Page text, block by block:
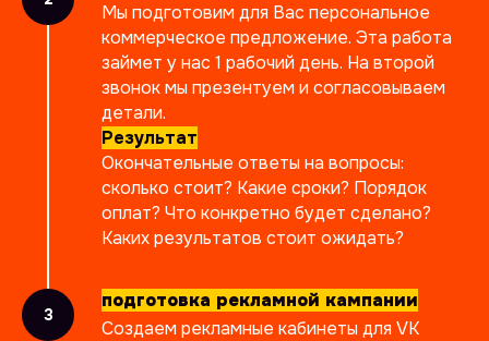
Мы подготовим для Вас персональное
коммерческое предложение. Эта работа
займет у нас 1 рабочий день. На второй
звонок мы презентуем и согласовываем
детали.
Результат
Окончательные ответы на вопросы:
сколько стоит? Какие сроки? Порядок
оплат? Что конкретно будет сделано?
Каких результатов стоит ожидать?
подготовка рекламной кампании
Создаем рекламные кабинеты для VK
ЦЕНЫ
стоимость
контекстной
рекламы